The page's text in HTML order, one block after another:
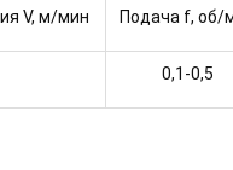
V, м/мин Подача f, об/
0,1-0,5